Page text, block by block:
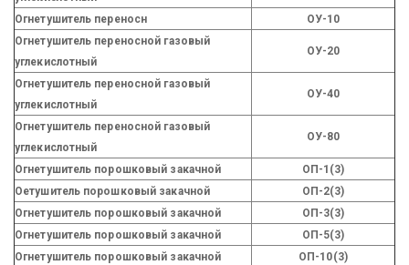
Огнетушитель переносн
ОУ-10
Огнетушитель переносной газовый
углекислотный
ОУ-20
Огнетушитель переносной газовый
углекислотный
ОУ-40
Огнетушитель переносной газовый
углекислотный
ОУ-80
Огнетушитель порошковый закачной
ОП-1(3)
Оетушитель порошковый закачной
ОП-2(3)
Огнетушитель порошковый закачной
ОП-3(3)
Огнетушитель порошковый закачной
ОП-5(3)
Огнетушитель порошковый закачной
ОП-10(3)